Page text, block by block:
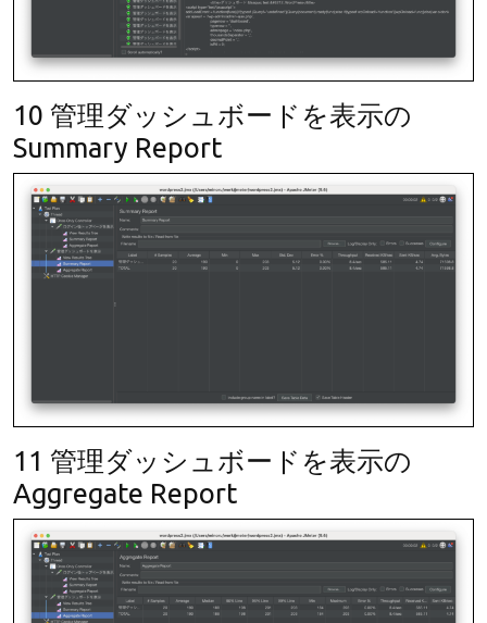
10 管理ダッシュボードを表示の
Summary Report
11 管理ダッシュボードを表示の
Aggregate Report